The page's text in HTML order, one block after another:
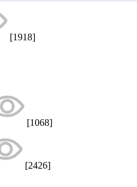
[1918]
[1068]
[2426]